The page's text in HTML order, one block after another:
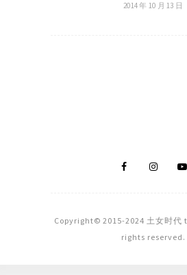
2014 年 10 月 13 日
Copyright© 2015-2024 土女时
rights reserved.